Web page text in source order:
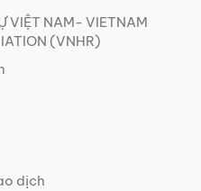
VIỆT NAM- VIETNAM
(VNHR)
dịch